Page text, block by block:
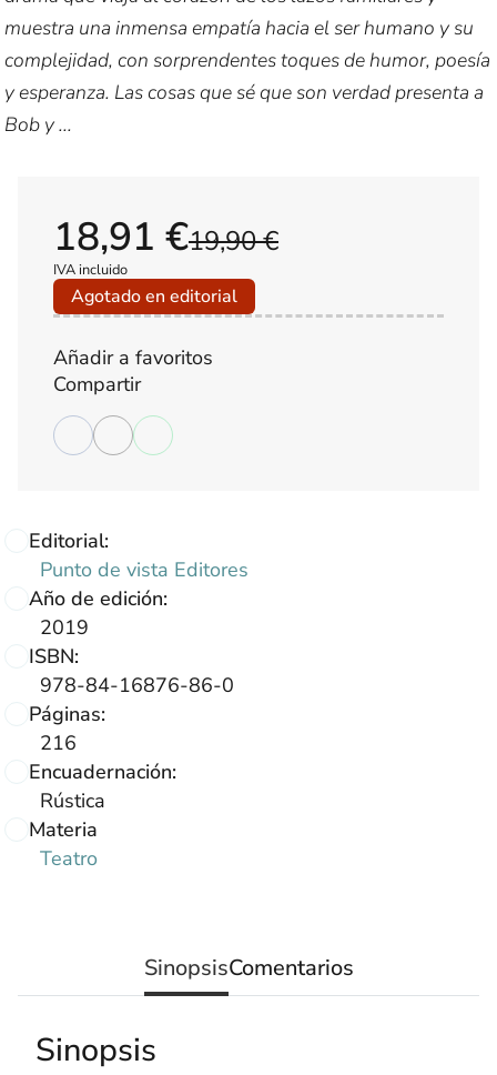
muestra una inmensa empatía hacia el ser humano y su
complejidad, con sorprendentes toques de humor, poesía
y esperanza. Las cosas que sé que son verdad presenta a
Bob y ...
Editorial:
Punto de vista Editores
Año de edición:
2019
ISBN:
978-84-16876-86-0
Páginas:
216
Encuadernación:
Rústica
Materia
Teatro
19,90 €
18,91 €
IVA incluido
Agotado en editorial
Añadir a favoritos
Compartir
SinopsisComentarios
Sinopsis